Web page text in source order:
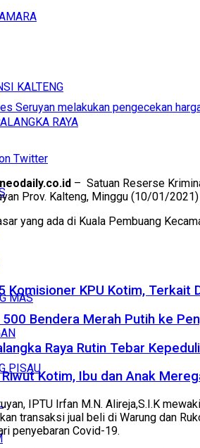
KALTENG
RAYA
MAS
PISAU
Seruyan melakukan pengecekan
Twitter
– Satuan Reserse
Prov. Kalteng, Minggu (10/01/2021)
yang ada di Kuala Pembuang
Komisioner KPU Kotim, Terkait
Bendera Merah Putih ke
Raya Rutin Tebar
Kotim, Ibu dan Anak
IPTU Irfan M.N. Alireja,S.I.K
transaksi jual beli di Warung dan
penyebaran Covid-19.